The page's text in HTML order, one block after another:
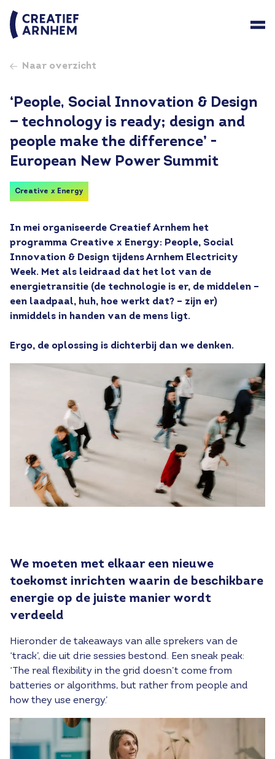
Naar overzicht
‘People, Social Innovation & Design
— technology is ready; design and
people make the difference’ -
European New Power Summit
Creative x Energy
In mei organiseerde Creatief Arnhem het
programma Creative x Energy: People, Social
Innovation & Design tijdens Arnhem Electricity
Week. Met als leidraad dat het lot van de
energietransitie (de technologie is er, de middelen –
een laadpaal, huh, hoe werkt dat? – zijn er)
inmiddels in handen van de mens ligt.
Ergo, de oplossing is dichterbij dan we denken.
We moeten met elkaar een nieuwe
toekomst inrichten waarin de beschikbare
energie op de juiste manier wordt
verdeeld
Hieronder de takeaways van alle sprekers van de
‘track’, die uit drie sessies bestond. Een sneak peak:
‘The real flexibility in the grid doesn’t come from
batteries or algorithms, but rather from people and
how they use energy.’